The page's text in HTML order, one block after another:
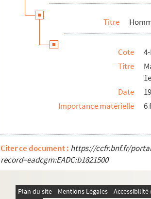
Titre
Cote
Titre
Date
Importance matérielle
6
Citer ce document : https://ccfr.bnf.fr/
record=eadcgm:EADC:b1821500
Plan du site Mentions Légales